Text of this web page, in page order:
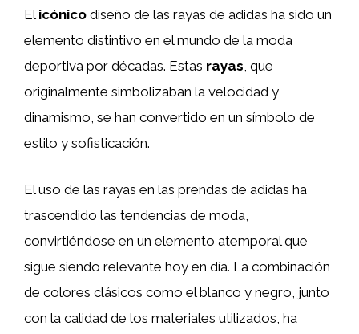
El icónico diseño de las rayas de adidas ha sido un
elemento distintivo en el mundo de la moda
deportiva por décadas. Estas rayas, que
originalmente simbolizaban la velocidad y
dinamismo, se han convertido en un símbolo de
estilo y sofisticación.
El uso de las rayas en las prendas de adidas ha
trascendido las tendencias de moda,
convirtiéndose en un elemento atemporal que
sigue siendo relevante hoy en día. La combinación
de colores clásicos como el blanco y negro, junto
con la calidad de los materiales utilizados, ha